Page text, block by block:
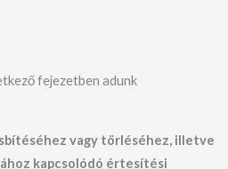
fejezetben adunk
vagy törléséhez, illetve
kapcsolódó értesítési